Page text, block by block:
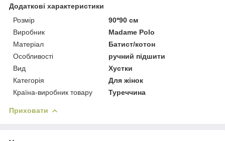
Додаткові характеристики
Розмір
90*90 см
Виробник
Madame Polo
Матеріал
Батист/котон
Особливості
ручний підшити
Вид
Хустки
Категорія
Для жінок
Країна-виробник товару
Туреччина
Приховати